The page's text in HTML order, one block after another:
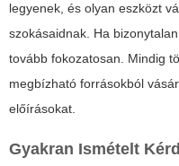
legyenek, és olyan eszközt
szokásaidnak. Ha
tovább fokozatosan. Mindig
megbízható forrásokból
előírásokat.
Gyakran Ismételt